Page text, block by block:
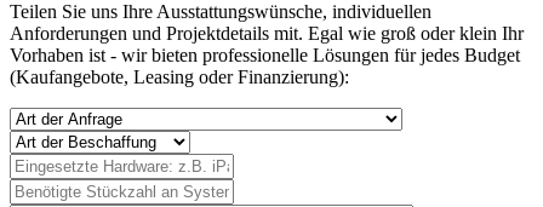
Teilen Sie uns Ihre Ausstattungswünsche, individuellen
Anforderungen und Projektdetails mit. Egal wie groß oder klein Ihr
Vorhaben ist - wir bieten professionelle Lösungen für jedes Budget
(Kaufangebote, Leasing oder Finanzierung):